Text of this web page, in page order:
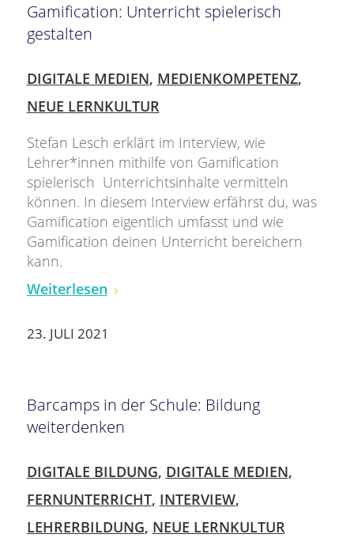
Gamification: Unterricht spielerisch
gestalten
DIGITALE MEDIEN, MEDIENKOMPETENZ,
NEUE LERNKULTUR
Stefan Lesch erklärt im Interview, wie
Lehrer*innen mithilfe von Gamification
spielerisch Unterrichtsinhalte vermitteln
können. In diesem Interview erfährst du, was
Gamification eigentlich umfasst und wie
Gamification deinen Unterricht bereichern
kann.
Weiterlesen
23. JULI 2021
Barcamps in der Schule: Bildung
weiterdenken
DIGITALE BILDUNG, DIGITALE MEDIEN,
FERNUNTERRICHT, INTERVIEW,
LEHRERBILDUNG, NEUE LERNKULTUR